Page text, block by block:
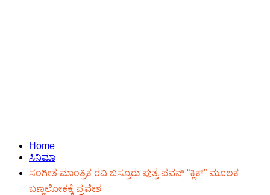
Home
ಸಿನಿಮಾ
ಸಂಗೀತ ಮಾಂತ್ರಿಕ ರವಿ ಬಸ್ರೂರು ಪುತ್ರ ಪವನ್ “ಕ್ಲಿಕ್” ಮೂಲಕ
ಬಣ್ಣಲೋಕಕ್ಕೆ ಪ್ರವೇಶ